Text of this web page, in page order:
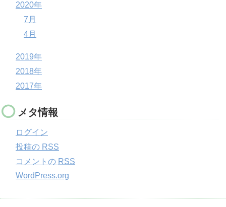
2020年
7月
4月
2019年
2018年
2017年
メタ情報
ログイン
投稿の RSS
コメントの RSS
WordPress.org